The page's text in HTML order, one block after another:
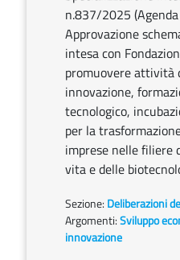
n.837/2025
Approvazione
intesa con
promuovere attività
innovazione,
tecnologico,
per la
imprese nelle filiere
vita e delle
Sezione: Deliberazioni
Argomenti:Sviluppo
innovazione